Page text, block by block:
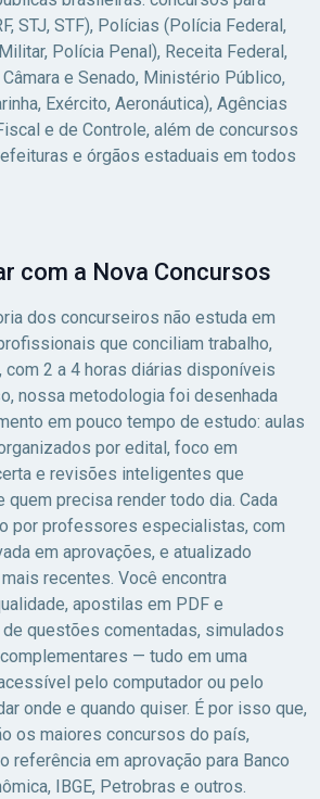
abordagem e
são
aulas de redação
Ariane, também
essenciais, pois
orientações dela
na redação que valia
100.Minha
foi de 172,66
lista de ampla
estando em 16°
lugar.&nbsp;Se não
engano foram mais
mil candidatos,
para uma lista de
tiveram a redação
e formou-se a lista
candidatos
(todos com muita
esperança de serem
chamados levando
consideração o
que chamou todo
4
está entre as vagas
previstas no edital,
considero que será
STJ, STF), Polícias (Polícia Federal,
Polícia Penal), Receita Federal,
Câmara e Senado, Ministério Público,
Exército, Aeronáutica), Agências
e de Controle, além de concursos
e órgãos estaduais em todos
com a Nova Concursos
dos concurseiros não estuda em
que conciliam trabalho,
com 2 a 4 horas diárias disponíveis
nossa metodologia foi desenhada
em pouco tempo de estudo: aulas
por edital, foco em
e revisões inteligentes que
quem precisa render todo dia. Cada
por professores especialistas, com
em aprovações, e atualizado
recentes. Você encontra
apostilas em PDF e
questões comentadas, simulados
— tudo em uma
pelo computador ou pelo
onde e quando quiser. É por isso que,
os maiores concursos do país,
referência em aprovação para Banco
IBGE, Petrobras e outros.